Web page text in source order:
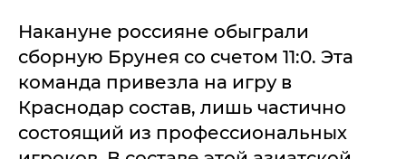
Накануне россияне обыграли
сборную Брунея со счетом 11:0. Эта
команда привезла на игру в
Краснодар состав, лишь частично
состоящий из профессиональных